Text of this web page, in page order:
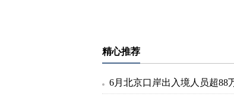
精心推荐